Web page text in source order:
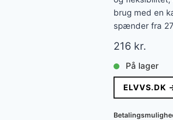
brug med en
spænder fra
216 kr.
På lager
ELVVS.DK